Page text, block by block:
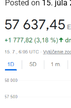
o
r
e
Posted on 15. júla